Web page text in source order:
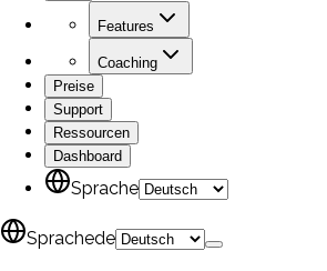
Features
Coaching
Preise
Support
Ressourcen
Dashboard
Sprache
Sprachede